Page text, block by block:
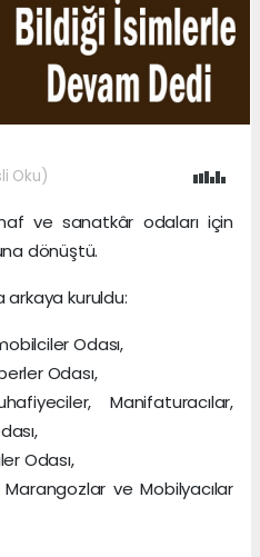
Oku)
ve sanatkâr odaları için
dönüştü.
arkaya kuruldu:
Odası,
Odası,
Manifaturacılar,
Odası,
ve Mobilyacılar